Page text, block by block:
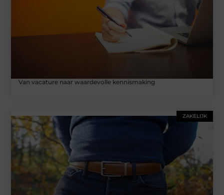
Van vacature naar waardevolle kennismaking
ZAKELIJK